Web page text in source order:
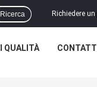
Richiedere
Ricerca
QUALITÀ